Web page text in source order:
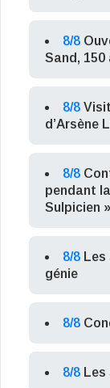
8/8
Sand, 150
8/8
d’Arsène
8/8
pendant
Sulpicien »
8/8 Les
génie
8/8
8/8 Les